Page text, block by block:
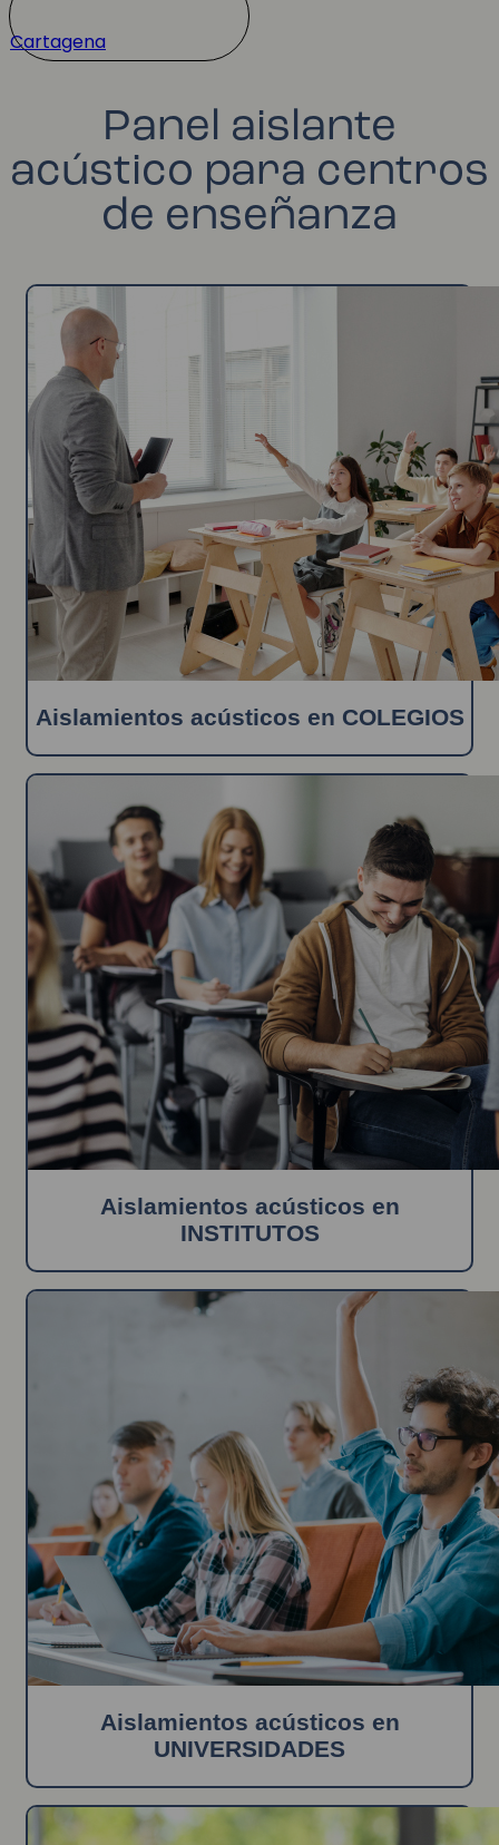
Cartagena
Panel aislante
acústico para centros
de enseñanza
Aislamientos acústicos en COLEGIOS
Aislamientos acústicos en
INSTITUTOS
Aislamientos acústicos en
UNIVERSIDADES